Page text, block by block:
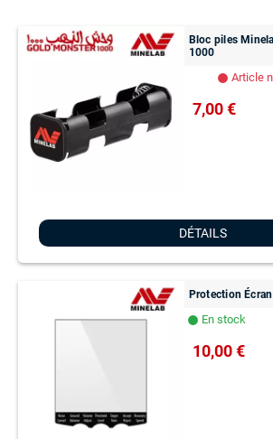
Bloc piles
1000
lens Article
7,00 €
DÉTAILS
Protection
lens En stock
10,00 €